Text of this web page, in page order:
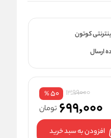
کوتون
ارسال
1399000
50
%
699,000 تومان
افزودن به سبد خرید